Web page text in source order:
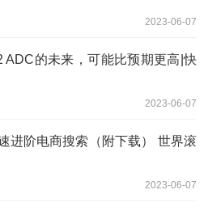
2023-06-07
ADC的未来，可能比预期更高|快
2023-06-07
进阶电商搜索（附下载） 世界滚
2023-06-07